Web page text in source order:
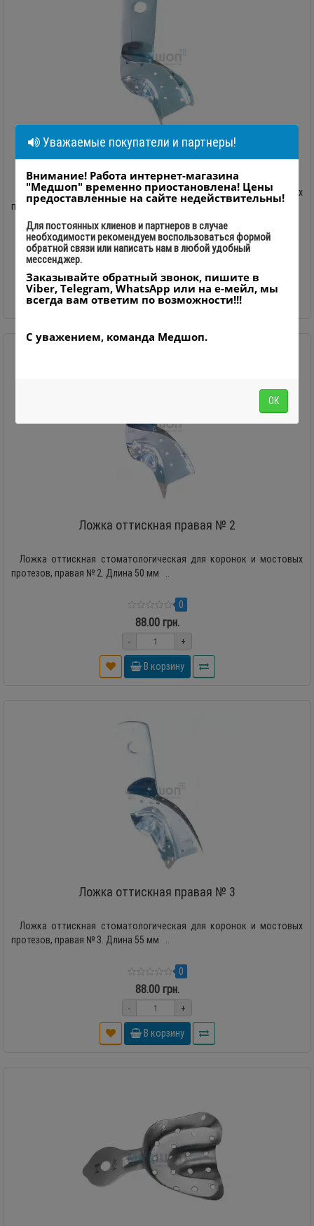
Ложка оттискная правая № 1
Ложка оттискная стоматологическая для коронок и мостовых
протезов, правая № 1. Длина 46 мм ..
0
88.00 грн.
- +
В корзину
Ложка оттискная правая № 2
Ложка оттискная стоматологическая для коронок и мостовых
протезов, правая № 2. Длина 50 мм ..
0
88.00 грн.
- +
В корзину
Ложка оттискная правая № 3
Ложка оттискная стоматологическая для коронок и мостовых
протезов, правая № 3. Длина 55 мм ..
0
88.00 грн.
- +
В корзину
Уважаемые покупатели и партнеры!
Внимание! Работа интернет-магазина
"Медшоп" временно приостановлена! Цены
предоставленные на сайте недействительны!
Для постоянных клиенов и партнеров в случае
необходимости рекомендуем воспользоваться формой
обратной связи или написать нам в любой удобный
мессенджер.
Заказывайте обратный звонок, пишите в
Viber, Telegram, WhatsApp или на е-мейл, мы
всегда вам ответим по возможности!!!
С уважением, команда Медшоп.
ОК